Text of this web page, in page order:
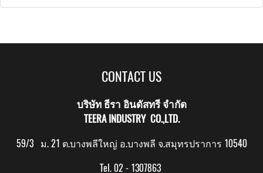
CONTACT US
บริษัท ธีรา อินดัสทรี จำกัด
TEERA INDUSTRY CO.,LTD.
59/3 ม. 21 ต.บางพลีใหญ่ อ.บางพลี จ.สมุทรปราการ 10540
Tel. 02 - 1307863